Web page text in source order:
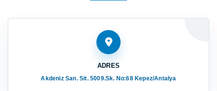
ADRES
Akdeniz San. Sit. 5009.Sk. No:68 Kepez/Antalya